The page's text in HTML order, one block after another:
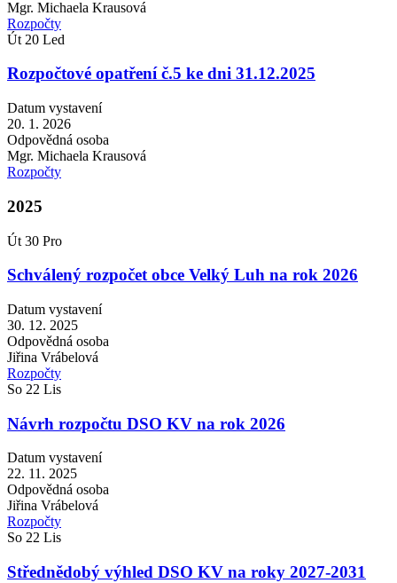
Mgr. Michaela Krausová
Rozpočty
Út 20 Led
Rozpočtové opatření č.5 ke dni 31.12.2025
Datum vystavení
20. 1. 2026
Odpovědná osoba
Mgr. Michaela Krausová
Rozpočty
2025
Út 30 Pro
Schválený rozpočet obce Velký Luh na rok 2026
Datum vystavení
30. 12. 2025
Odpovědná osoba
Jiřina Vrábelová
Rozpočty
So 22 Lis
Návrh rozpočtu DSO KV na rok 2026
Datum vystavení
22. 11. 2025
Odpovědná osoba
Jiřina Vrábelová
Rozpočty
So 22 Lis
Střednědobý výhled DSO KV na roky 2027-2031